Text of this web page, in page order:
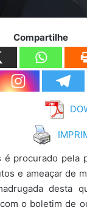
Compartilhe
é procurado pela
e ameaçar de
desta
o boletim de